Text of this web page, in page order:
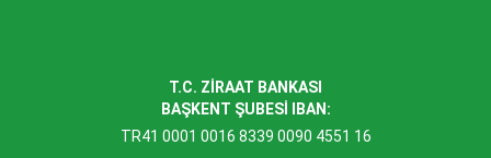
T.C. ZİRAAT BANKASI
BAŞKENT ŞUBESİ IBAN:
TR41 0001 0016 8339 0090 4551 16